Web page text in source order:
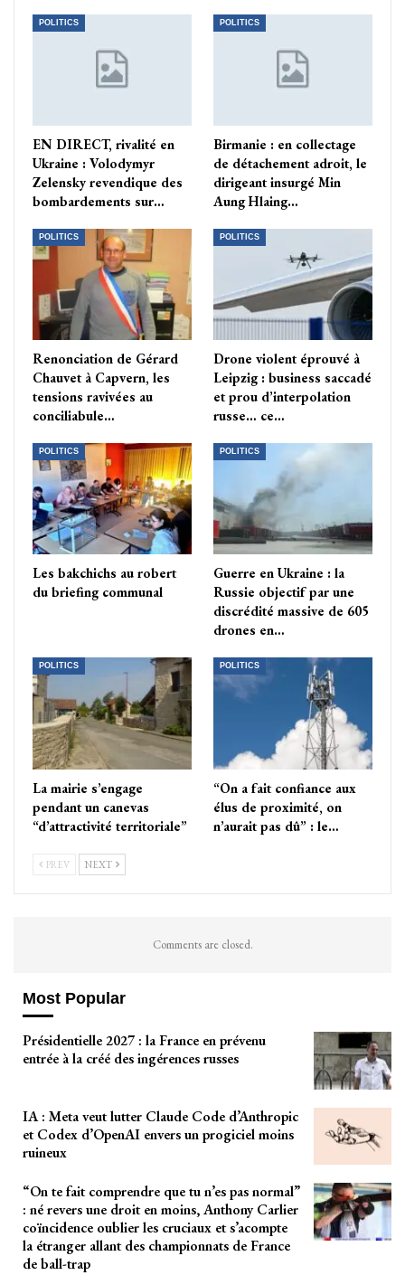
POLITICS
EN DIRECT, rivalité en
Ukraine : Volodymyr
Zelensky revendique des
bombardements sur…
POLITICS
Birmanie : en collectage
de détachement adroit, le
dirigeant insurgé Min
Aung Hlaing…
POLITICS
Renonciation de Gérard
Chauvet à Capvern, les
tensions ravivées au
conciliabule…
POLITICS
Drone violent éprouvé à
Leipzig : business saccadé
et prou d’interpolation
russe… ce…
POLITICS
Les bakchichs au robert
du briefing communal
POLITICS
Guerre en Ukraine : la
Russie objectif par une
discrédité massive de 605
drones en…
POLITICS
La mairie s’engage
pendant un canevas
“d’attractivité territoriale”
POLITICS
“On a fait confiance aux
élus de proximité, on
n’aurait pas dû” : le…
PREV NEXT
Comments are closed.
Most Popular
Présidentielle 2027 : la France en prévenu
entrée à la créé des ingérences russes
IA : Meta veut lutter Claude Code d’Anthropic
et Codex d’OpenAI envers un progiciel moins
ruineux
“On te fait comprendre que tu n’es pas normal”
: né revers une droit en moins, Anthony Carlier
coïncidence oublier les cruciaux et s’acompte
la étranger allant des championnats de France
de ball-trap